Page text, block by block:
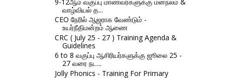
வாழ்வியல் த...
CEO நேரில் ஆஜராக வேண்டும் -
உயர்நீதிமன்றம் ஆணை
CRC ( July 25 - 27 ) Training Agenda &
Guidelines
6 to 8 வகுப்பு ஆசிரியர்களுக்கு ஜூலை 25 -
27 வரை நட...
Jolly Phonics - Training For Primary